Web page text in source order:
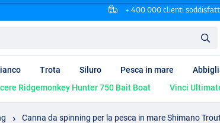
+ 400.000 clienti
Trota Siluro Pesca in mare
Ridgemonkey Hunter 750 Bait Boat Vinci
Canna da spinning per la pesca in mare Shimano Trout